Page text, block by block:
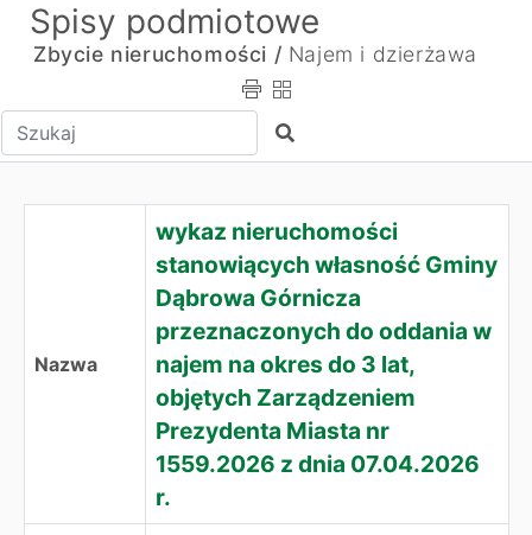
Spisy podmiotowe
Zbycie nieruchomości / Najem i dzierżawa
Wpisz tekst do wyszukania Szukaj
Nazwa
wykaz nieruchomości
stanowiących własność Gminy
Dąbrowa Górnicza
przeznaczonych do oddania w
najem na okres do 3 lat,
objętych Zarządzeniem
Prezydenta Miasta nr
1559.2026 z dnia 07.04.2026
r.